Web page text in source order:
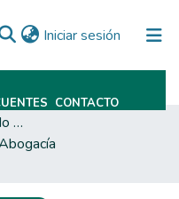
Iniciar sesión (current)
CONTACTO
Trabajos Finales De Grado Y Posgrado